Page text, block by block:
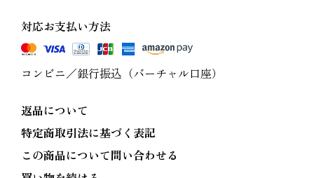
対応お支払い方法
コンビニ／銀行振込（バーチャル口座）
返品について
特定商取引法に基づく表記
この商品について問い合わせる